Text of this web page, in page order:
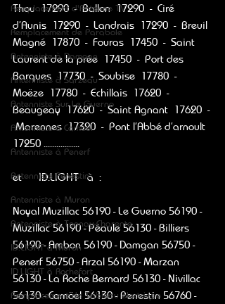
Remplacement d'Antenne TV
Remplacement de Parabole
Antenniste à Damgan
Antenniste à Sarzeau
Antenniste Sur Le Guerno
Antenniste à Camoël
Antenniste à Penerf
Antenniste Penestin
Antenniste à Muron
Antenniste à Tonnay-Charente
ID.LIGHT à Muron
ID.LIGHT à Rochefort
Remplacement de Tableau électrique
Thou  17290  -  Ballon  17290  -  Ciré
d’Aunis  17290  -  Landrais  17290  -  Breuil
Magné  17870  -  Fouras  17450  -  Saint
Laurent de la prée  17450  -  Port des
Barques  17730  -  Soubise  17780  -
Moëze  17780  -  Echillais  17620  -
Beaugeay  17620  -  Saint Agnant  17620  -
Marennes  17320  -  Pont l’Abbé d’arnoult
17250 .................
et      ID.LIGHT   à  :
Noyal Muzillac 56190 - Le Guerno 56190 -
Muzillac 56190 - Péaule 56130 - Billiers
56190 - Ambon 56190 - Damgan 56750 -
Penerf 56750 - Arzal 56190 - Marzan
56130 - La Roche Bernard 56130 - Nivillac
56130 - Camöel 56130 - Penestin 56760 -